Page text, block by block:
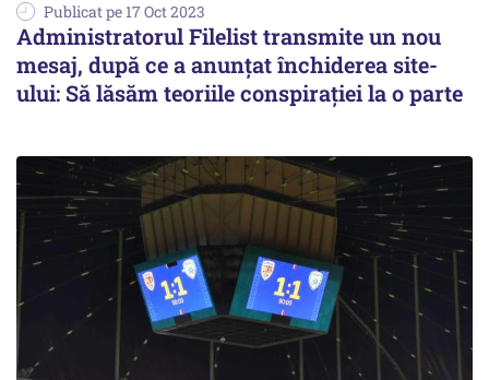
Publicat pe 17 Oct 2023
Administratorul Filelist transmite un nou
mesaj, după ce a anunțat închiderea site-
ului: Să lăsăm teoriile conspirației la o parte